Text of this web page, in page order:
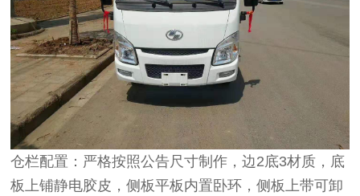
仓栏配置：严格按照公告尺寸制作，边2底3材质，底
板上铺静电胶皮，侧板平板内置卧环，侧板上带可卸